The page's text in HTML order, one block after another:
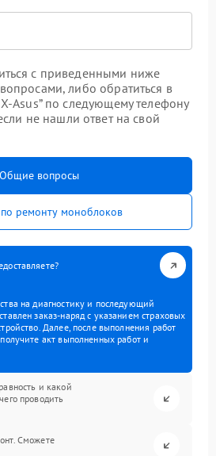
с приведенными ниже
либо обратиться в
Asus” по следующему телефону
не нашли ответ на свой
Общие вопросы
ремонту моноблоков
на диагностику и последующий
заказ-наряд с указанием страховых
Далее, после выполнения работ
акт выполненных работ и
и какой
проводить
Сможете